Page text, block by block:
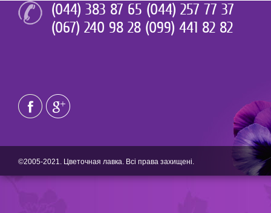
(044) 383 87 65 (044) 257 77 37
(067) 240 98 28 (099) 441 82 82
©2005-2021. Цветочная лавка. Всі права захищені.